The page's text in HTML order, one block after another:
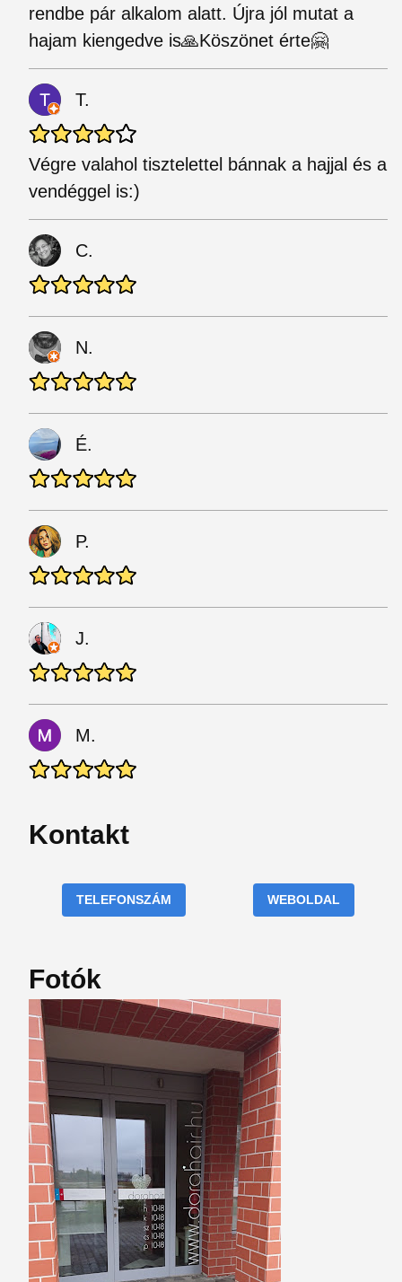
rendbe pár alkalom alatt. Újra jól mutat a
hajam kiengedve is🙏Köszönet érte🤗
T.
Végre valahol tisztelettel bánnak a hajjal és a
vendéggel is:)
C.
N.
É.
P.
J.
M.
Kontakt
TELEFONSZÁM WEBOLDAL
Fotók